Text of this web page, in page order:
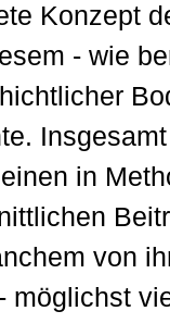
Konzept
- wie
in
von
möglichst